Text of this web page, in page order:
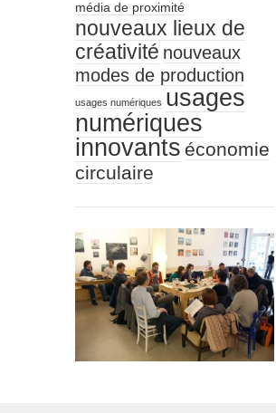
média de proximité
nouveaux lieux de
créativité nouveaux
modes de production
usages numériques usages
numériques
innovants économie
circulaire